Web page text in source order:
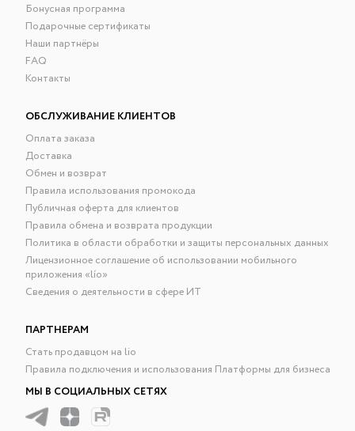
Бонусная программа
Подарочные сертификаты
Наши партнёры
FAQ
Контакты
ОБСЛУЖИВАНИЕ КЛИЕНТОВ
Оплата заказа
Доставка
Обмен и возврат
Правила использования промокода
Публичная оферта для клиентов
Правила обмена и возврата продукции
Политика в области обработки и защиты персональных данных
Лицензионное соглашение об использовании мобильного
приложения «lío»
Сведения о деятельности в сфере ИТ
ПАРТНЕРАМ
Стать продавцом на lio
Правила подключения и использования Платформы для бизнеса
МЫ В СОЦИАЛЬНЫХ СЕТЯХ